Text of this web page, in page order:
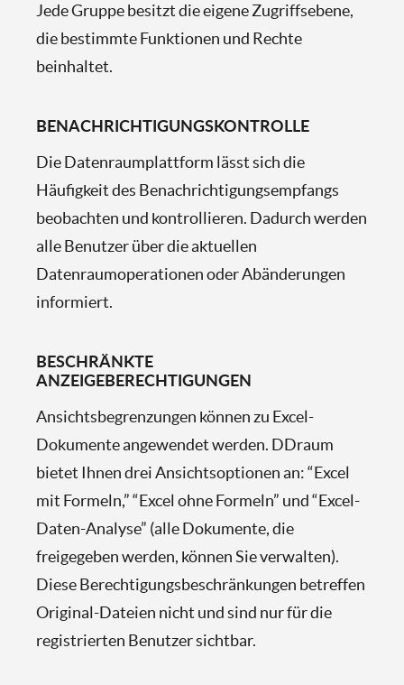
Jede Gruppe besitzt die eigene Zugriffsebene,
die bestimmte Funktionen und Rechte
beinhaltet.
BENACHRICHTIGUNGSKONTROLLE
Die Datenraumplattform lässt sich die
Häufigkeit des Benachrichtigungsempfangs
beobachten und kontrollieren. Dadurch werden
alle Benutzer über die aktuellen
Datenraumoperationen oder Abänderungen
informiert.
BESCHRÄNKTE
ANZEIGEBERECHTIGUNGEN
Ansichtsbegrenzungen können zu Excel-
Dokumente angewendet werden. DDraum
bietet Ihnen drei Ansichtsoptionen an: “Excel
mit Formeln,” “Excel ohne Formeln” und “Excel-
Daten-Analyse” (alle Dokumente, die
freigegeben werden, können Sie verwalten).
Diese Berechtigungsbeschränkungen betreffen
Original-Dateien nicht und sind nur für die
registrierten Benutzer sichtbar.